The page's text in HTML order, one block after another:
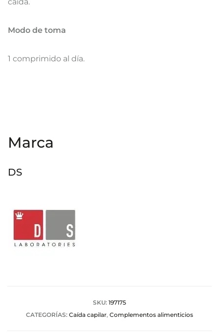
Modo de toma
1 comprimido al día.
Marca
DS
SKU: 197175
CATEGORÍAS: Caída capilar, Complementos alimenticios